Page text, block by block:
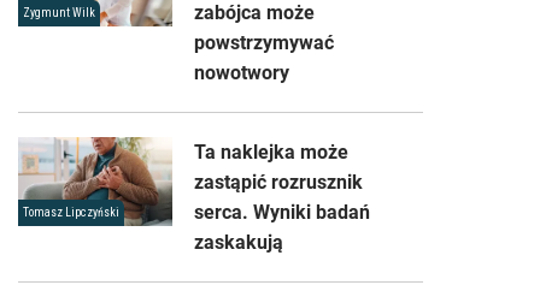
Zygmunt Wilk
zabójca może
powstrzymywać
nowotwory
Tomasz Lipczyński
Ta naklejka może
zastąpić rozrusznik
serca. Wyniki badań
zaskakują